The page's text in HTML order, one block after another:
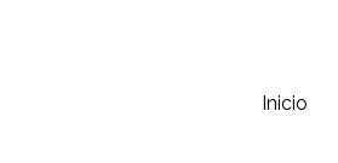
Inicio